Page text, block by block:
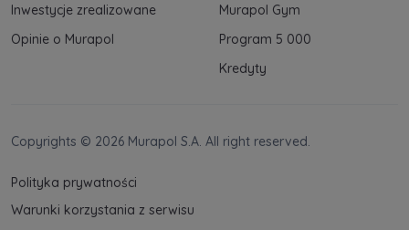
Inwestycje zrealizowane
Opinie o Murapol
Murapol Gym
Program 5 000
Kredyty
Copyrights © 2026 Murapol S.A. All right reserved.
Polityka prywatności
Warunki korzystania z serwisu